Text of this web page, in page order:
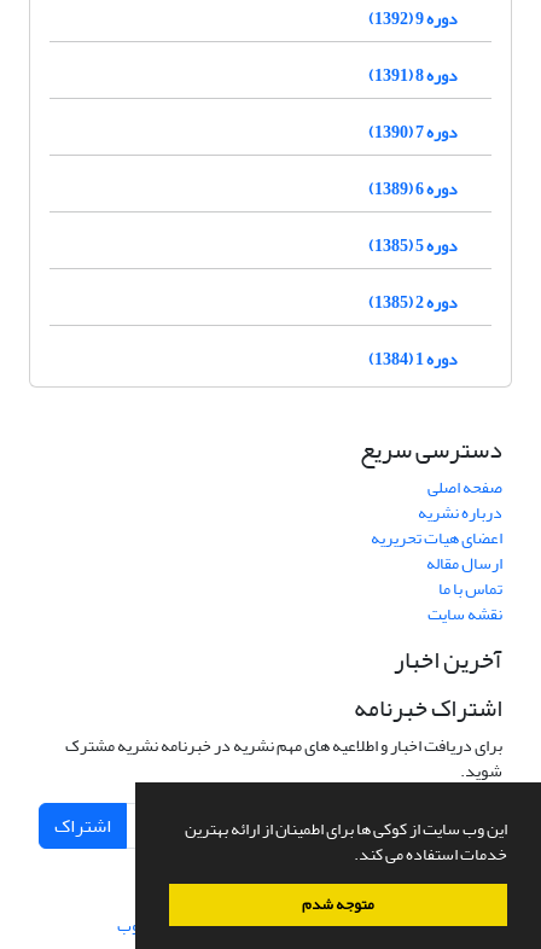
این وب سایت از کوکی ها برای اطمینان از ارائه بهترین
خدمات استفاده می کند.
متوجه شدم
دوره 9 (1392)
دوره 8 (1391)
دوره 7 (1390)
دوره 6 (1389)
دوره 5 (1385)
دوره 2 (1385)
دوره 1 (1384)
دسترسی سریع
صفحه اصلی
درباره نشریه
اعضای هیات تحریریه
ارسال مقاله
تماس با ما
نقشه سایت
آخرین اخبار
اشتراک خبرنامه
برای دریافت اخبار و اطلاعیه های مهم نشریه در خبرنامه نشریه مشترک
شوید.
اشتراک
سامانه مدیریت نشریات علمی.طراحی و پیاده سازی از سیناوب